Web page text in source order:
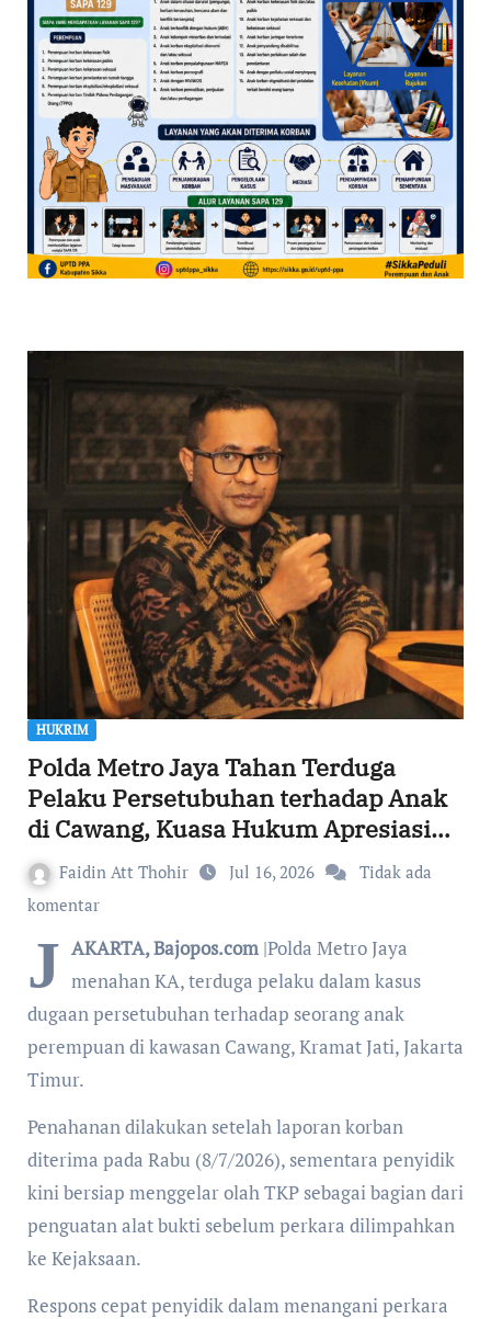
HUKRIM
Polda Metro Jaya Tahan Terduga
Pelaku Persetubuhan terhadap Anak
di Cawang, Kuasa Hukum Apresiasi
Penyidik
Faidin Att Thohir Jul 16, 2026
Tidak ada
komentar
J AKARTA, Bajopos.com|Polda Metro Jaya
menahan KA, terduga pelaku dalam kasus
dugaan persetubuhan terhadap seorang anak
perempuan di kawasan Cawang, Kramat Jati, Jakarta
Timur.
Penahanan dilakukan setelah laporan korban
diterima pada Rabu (8/7/2026), sementara penyidik
kini bersiap menggelar olah TKP sebagai bagian dari
penguatan alat bukti sebelum perkara dilimpahkan
ke Kejaksaan.
Respons cepat penyidik dalam menangani perkara